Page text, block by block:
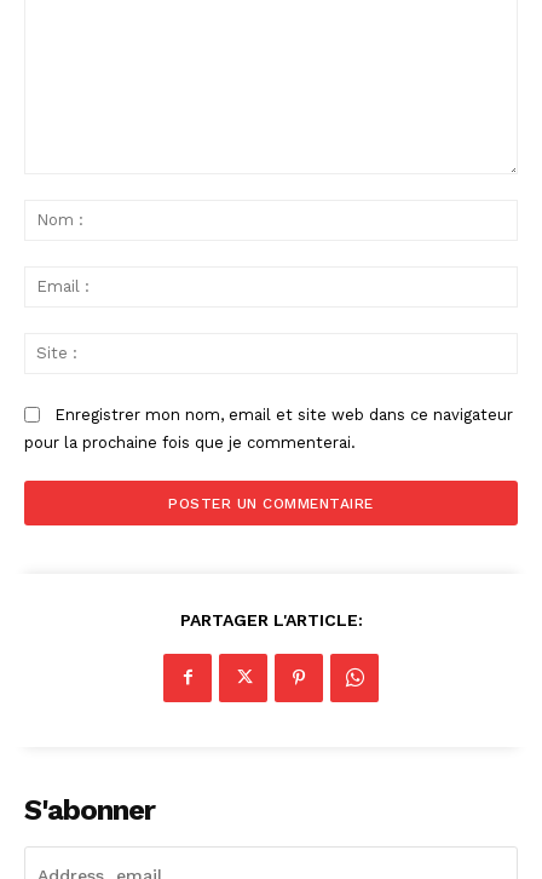
Enregistrer mon nom, email et site web dans ce navigateur
pour la prochaine fois que je commenterai.
PARTAGER L'ARTICLE:
S'abonner